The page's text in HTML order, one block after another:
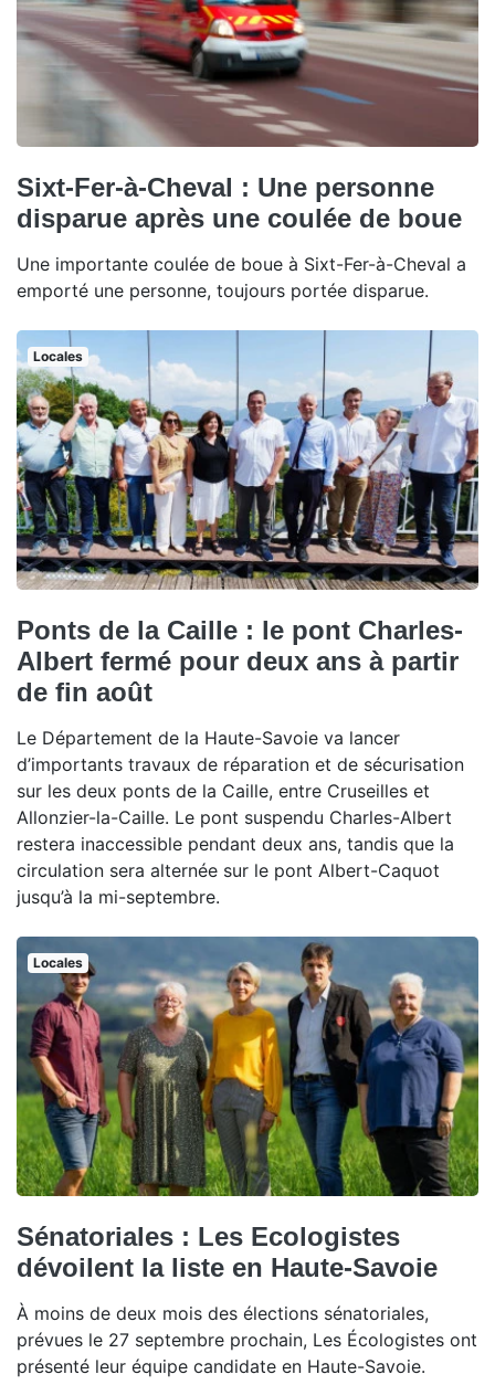
Sixt-Fer-à-Cheval : Une personne
disparue après une coulée de boue
Une importante coulée de boue à Sixt-Fer-à-Cheval a
emporté une personne, toujours portée disparue.
Locales
Ponts de la Caille : le pont Charles-
Albert fermé pour deux ans à partir
de fin août
Le Département de la Haute-Savoie va lancer
d’importants travaux de réparation et de sécurisation
sur les deux ponts de la Caille, entre Cruseilles et
Allonzier-la-Caille. Le pont suspendu Charles-Albert
restera inaccessible pendant deux ans, tandis que la
circulation sera alternée sur le pont Albert-Caquot
jusqu’à la mi-septembre.
Locales
Sénatoriales : Les Ecologistes
dévoilent la liste en Haute-Savoie
À moins de deux mois des élections sénatoriales,
prévues le 27 septembre prochain, Les Écologistes ont
présenté leur équipe candidate en Haute-Savoie.